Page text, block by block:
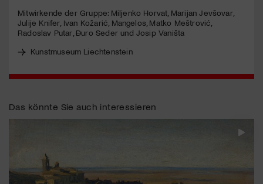
Mitwirkende der Gruppe: Miljenko Horvat, Marijan Jevšovar,
Julije Knifer, Ivan Kožarić, Mangelos, Matko Meštrović,
Radoslav Putar, Đuro Seder und Josip Vaništa
Kunstmuseum Liechtenstein
Das könnte Sie auch interessieren